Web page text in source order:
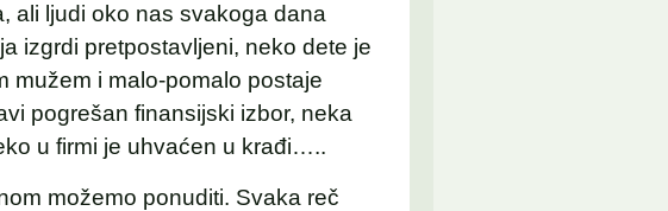
ali ljudi oko nas svakoga dana
izgrdi pretpostavljeni, neko dete je
mužem i malo-pomalo postaje
pogrešan finansijski izbor, neka
u firmi je uhvaćen u krađi…..
možemo ponuditi. Svaka reč